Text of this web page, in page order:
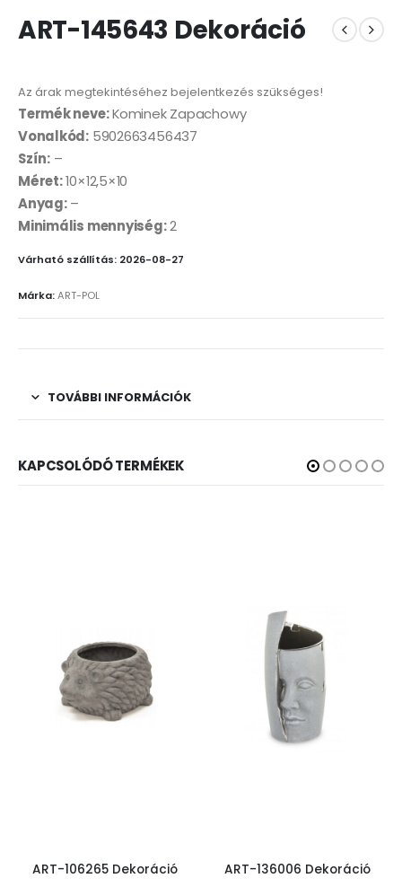
ART-145643 Dekoráció
Az árak megtekintéséhez bejelentkezés szükséges!
Termék neve:Kominek Zapachowy
Vonalkód: 5902663456437
Szín:–
Méret:10×12,5×10
Anyag:–
Minimális mennyiség:2
Várható szállítás: 2026-08-27
Márka:ART-POL
TOVÁBBI INFORMÁCIÓK
KAPCSOLÓDÓ TERMÉKEK
ART-106265 Dekoráció ART-136006 Dekoráció